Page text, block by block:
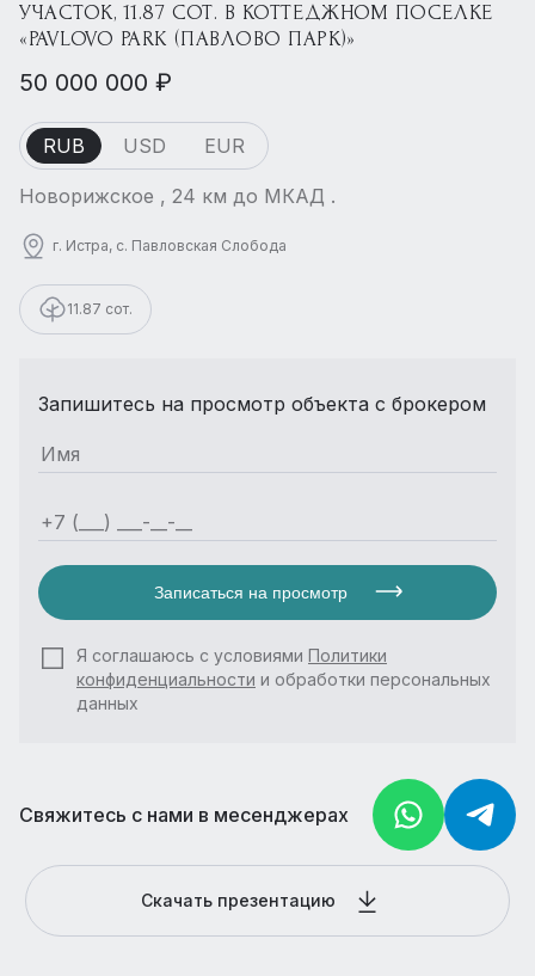
УЧАСТОК, 11.87 СОТ. В КОТТЕДЖНОМ ПОСЕЛКЕ
«PAVLOVO PARK (ПАВЛОВО ПАРК)»
50 000 000 ₽
RUB USD EUR
Новорижское , 24 км до МКАД .
г. Истра, с. Павловская Слобода
11.87 сот.
Запишитесь на просмотр объекта с брокером
Записаться на просмотр
Я соглашаюсь с условиями Политики
конфиденциальности и обработки персональных
данных
Свяжитесь с нами в месенджерах
Скачать презентацию